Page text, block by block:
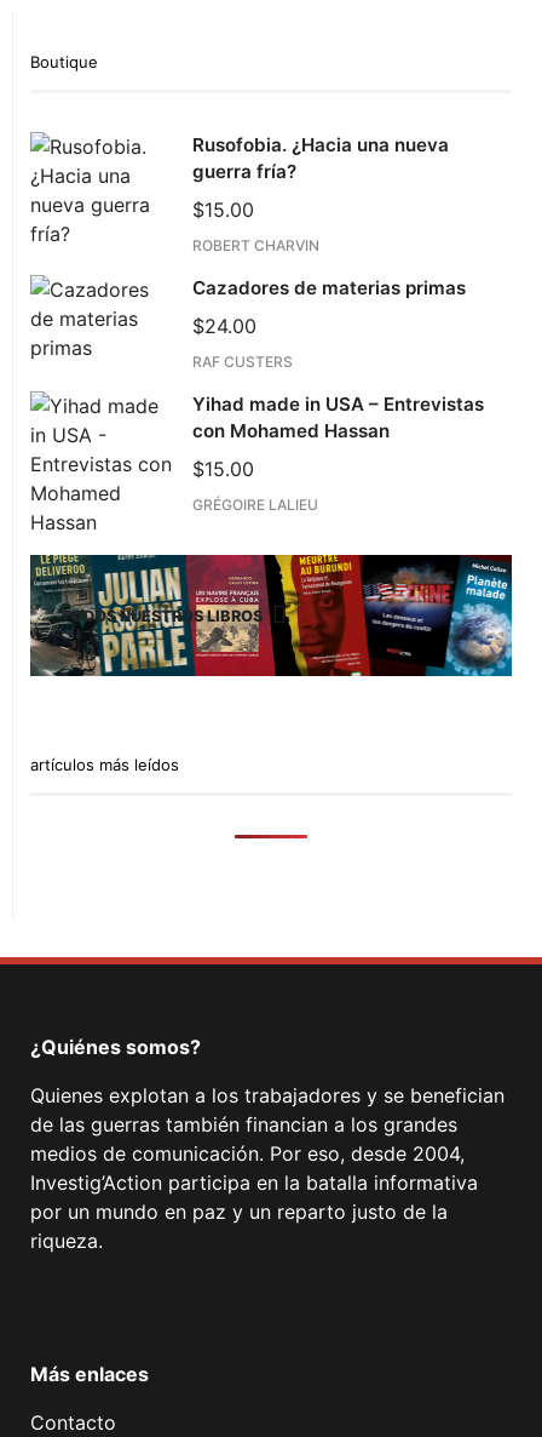
Boutique
Rusofobia. ¿Hacia una nueva
guerra fría?
$15.00
ROBERT CHARVIN
Cazadores de materias primas
$24.00
RAF CUSTERS
Yihad made in USA – Entrevistas
con Mohamed Hassan
$15.00
GRÉGOIRE LALIEU
TODOS NUESTROS LIBROS
artículos más leídos
¿Quiénes somos?
Quienes explotan a los trabajadores y se benefician
de las guerras también financian a los grandes
medios de comunicación. Por eso, desde 2004,
Investig’Action participa en la batalla informativa
por un mundo en paz y un reparto justo de la
riqueza.
Más enlaces
Contacto